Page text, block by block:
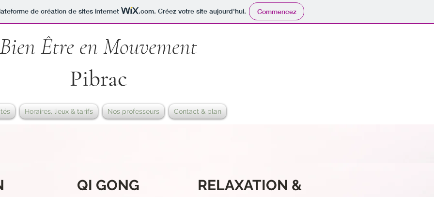
de création de sites internet .com. Créez votre site aujourd'hui. Commencez
Bien Être en Mouvement
Pibrac
Horaires, lieux & tarifs Nos professeurs Contact & plan
QI GONG
RELAXATION &